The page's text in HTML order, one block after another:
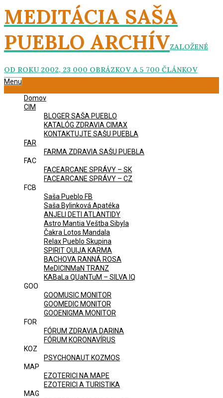
Skip
to
content
MEDITÁCIA SAŠA
PUEBLO ARCHÍVZALOŽENÉ
OD ROKU 2002, 23 000 OBRÁZKOV A 5 700 ČLÁNKOV
Primary
Menu
Domov
CIM
BLOGER SAŠA PUEBLO
KATALÓG ZDRAVIA CIMAX
KONTAKTUJTE SAŠU PUEBLA
FAR
FARMA ZDRAVIA SAŠU PUEBLA
FAC
FACEARCANE SPRÁVY – SK
FACEARCANE SPRÁVY – CZ
FCB
Saša Pueblo FB
Saša Bylinková Apatéka
ANJELI DETI ATLANTIDY
Astro Mantia Veštba Sibyla
Čakra Lotos Mandala
Relax Pueblo Skupina
SPIRIT OUIJA KARMA
BACHOVA RANNÁ ROSA
MeDICINMaN TRANZ
KABaLa QUaNTuM – SILVA IQ
GOO
GOOMUSIC MONITOR
GOOMEDIC MONITOR
GOOENIGMA MONITOR
FOR
FÓRUM ZDRAVIA DARINA
FÓRUM KORONAVÍRUS
KOZ
PSYCHONAUT KOZMOS
MAP
EZOTERICI NA MAPE
EZOTERICI A TURISTIKA
MAG